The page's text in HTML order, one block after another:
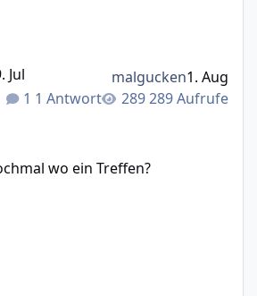
1 Antwort 289 Aufrufe
Jul malgucken1. Aug
wo ein Treffen?